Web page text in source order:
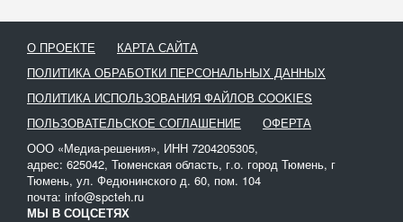
О ПРОЕКТЕ
КАРТА САЙТА
ПОЛИТИКА ОБРАБОТКИ ПЕРСОНАЛЬНЫХ ДАННЫХ
ПОЛИТИКА ИСПОЛЬЗОВАНИЯ ФАЙЛОВ COOKIES
ПОЛЬЗОВАТЕЛЬСКОЕ СОГЛАШЕНИЕ
ОФЕРТА
ООО «Медиа-решения», ИНН 7204205305,
адрес: 625042, Тюменская область, г.о. город Тюмень, г
Тюмень, ул. Федюнинского д. 60, пом. 104
почта: info@spcteh.ru
МЫ В СОЦСЕТЯХ